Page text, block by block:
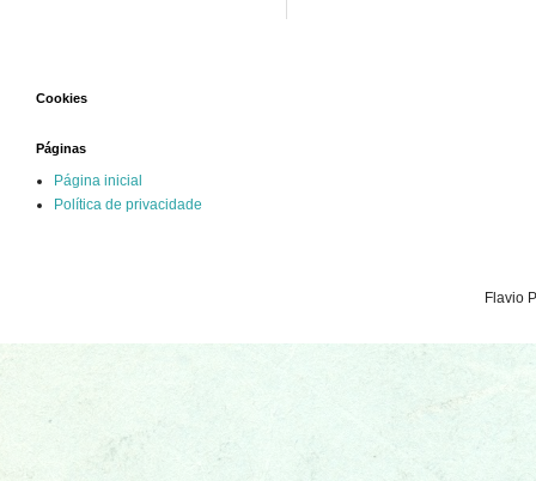
Cookies
Páginas
Página inicial
Política de privacidade
Flavio